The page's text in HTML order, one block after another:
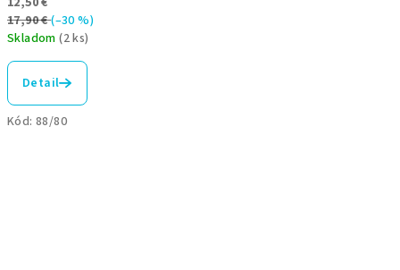
17,90 €(–30 %)
Skladom(2 ks)
Detail
Kód: 88/80